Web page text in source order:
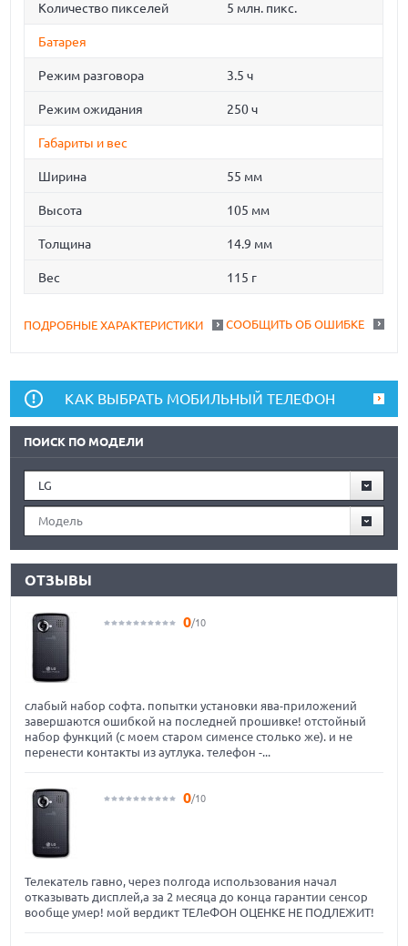
Количество пикселей 5 млн. пикс.
Батарея
Режим разговора 3.5 ч
Режим ожидания 250 ч
Габариты и вес
Ширина 55 мм
Высота 105 мм
Толщина 14.9 мм
Вес 115 г
СООБЩИТЬ ОБ ОШИБКЕ
ПОДРОБНЫЕ ХАРАКТЕРИСТИКИ
КАК ВЫБРАТЬ МОБИЛЬНЫЙ ТЕЛЕФОН
ПОИСК ПО МОДЕЛИ
LG
Модель
ОТЗЫВЫ
0/10
слабый набор софта. попытки установки ява-приложений
завершаются ошибкой на последней прошивке! отстойный
набор функций (с моем старом сименсе столько же). и не
перенести контакты из аутлука. телефон -...
0/10
Телекатель гавно, через полгода использования начал
отказывать дисплей,а за 2 месяца до конца гарантии сенсор
вообще умер! мой вердикт ТЕЛеФОН ОЦЕНКЕ НЕ ПОДЛЕЖИТ!